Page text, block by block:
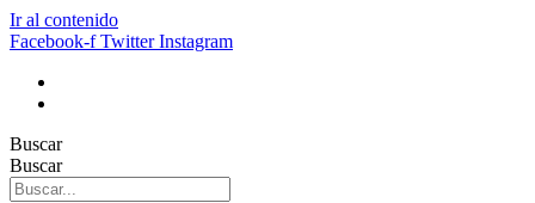
Ir al contenido
Facebook-f Twitter Instagram
Buscar
Buscar